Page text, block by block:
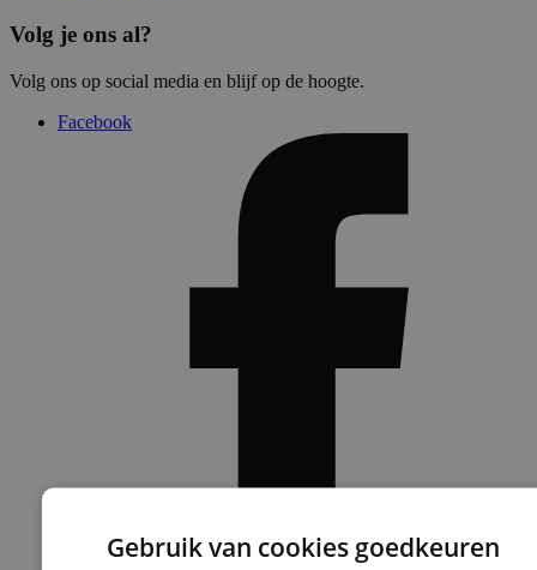
Volg je ons al?
Volg ons op social media en blijf op de hoogte.
Facebook
Gebruik van cookies goedkeuren